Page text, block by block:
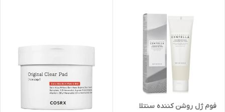
فوم ژل روشن کننده سنتلا